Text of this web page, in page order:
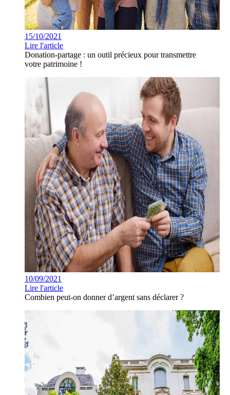
15/10/2021
Lire l'article
Donation-partage : un outil précieux pour transmettre
votre patrimoine !
10/09/2021
Lire l'article
Combien peut-on donner d’argent sans déclarer ?